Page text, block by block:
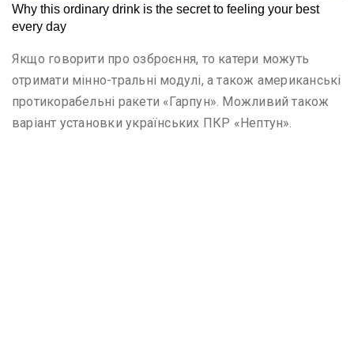
Якщо говорити про озброєння, то катери можуть
отримати мінно-тральні модулі, а також американські
протикорабельні ракети «Гарпун». Можливий також
варіант установки українських ПКР «Нептун».